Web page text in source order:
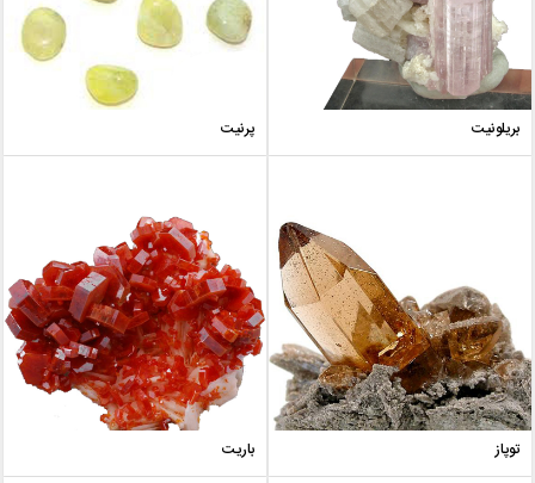
بریلونیت پرنیت
توپاز باریت